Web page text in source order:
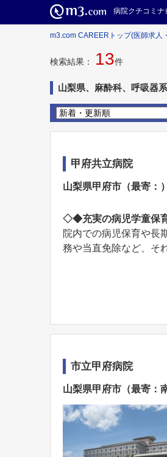
病院クチコミナ
m3.com CAREERトップ(医師求人
検索結果： 13件
山梨県、麻酔科、呼吸器
甲府共立病院
山梨県甲府市（最寄：
◇◆充実の病児学童保
院内での病児保育や長
務や当直免除など、そ
市立甲府病院
山梨県甲府市（最寄：